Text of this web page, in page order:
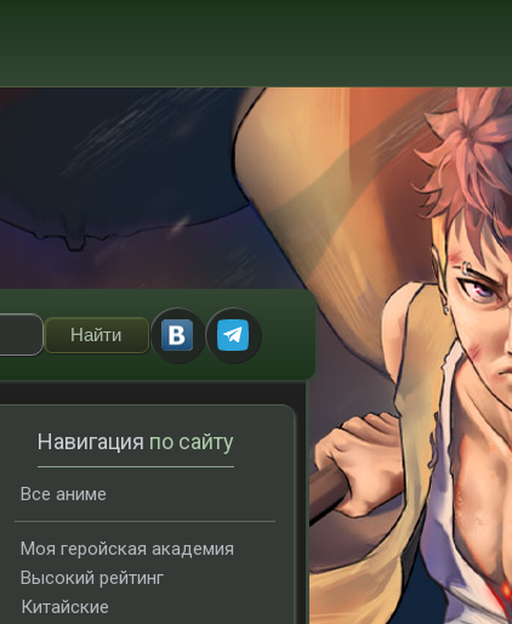
Навигация по сайту
Все аниме
Моя геройская академия
Высокий рейтинг
Китайские